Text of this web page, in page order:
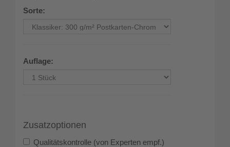
Sorte:
Auflage:
Zusatzoptionen
Qualitätskontrolle (von Experten empf.)